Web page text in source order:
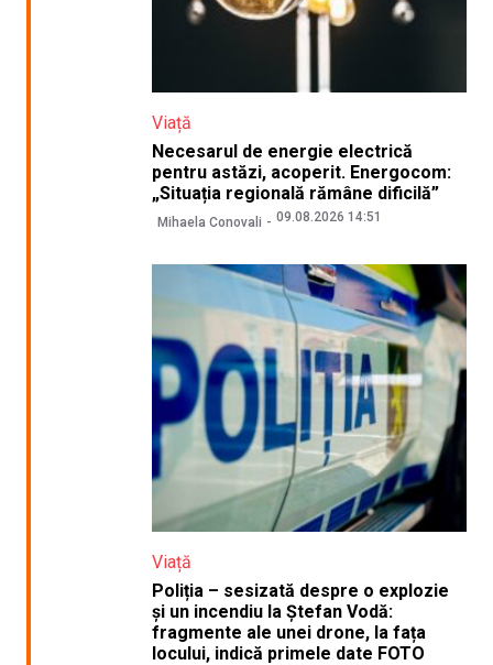
Viață
Necesarul de energie electrică
pentru astăzi, acoperit. Energocom:
„Situația regională rămâne dificilă”
Mihaela Conovali 09.08.2026 14:51
Viață
Poliția – sesizată despre o explozie
și un incendiu la Ștefan Vodă:
fragmente ale unei drone, la fața
locului, indică primele date FOTO